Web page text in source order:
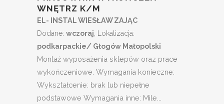
WNĘTRZ K/M
EL- INSTAL WIESŁAW ZAJĄC
Dodane: wczoraj , Lokalizacja:
podkarpackie/ Głogów Małopolski
Montaż wyposażenia sklepów oraz prace
wykończeniowe. Wymagania konieczne:
Wykształcenie: brak lub niepełne
podstawowe Wymagania inne: Mile...